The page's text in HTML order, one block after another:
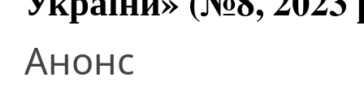
Анонс